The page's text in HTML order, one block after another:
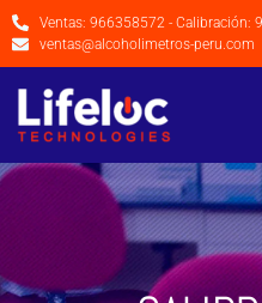
Ventas: 966358572 - Calibración:
ventas@alcoholimetros-peru.com